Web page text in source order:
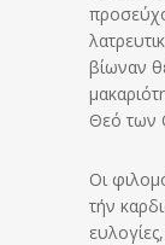
βίωναν
Θεό των
Οι
τήν